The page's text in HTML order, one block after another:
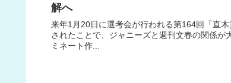
解へ
来年1月20日に選考会が行われる第164回「直
されたことで、ジャニーズと週刊文春の関係
ミネート作...